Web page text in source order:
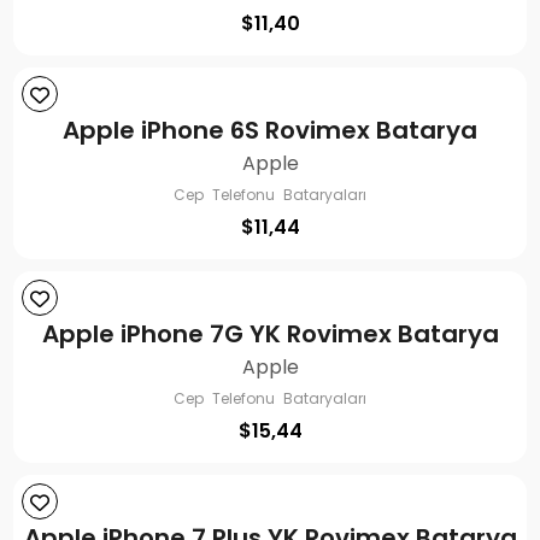
$11,40
Apple iPhone 6S Rovimex Batarya
Apple
Cep Telefonu Bataryaları
$11,44
Apple iPhone 7G YK Rovimex Batarya
Apple
Cep Telefonu Bataryaları
$15,44